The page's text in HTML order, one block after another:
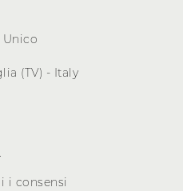
Unico
(TV) - Italy
i consensi